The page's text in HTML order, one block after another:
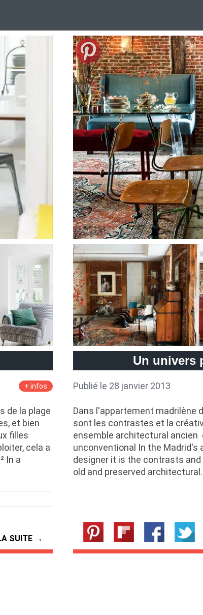
Quelques Photos Idées Déco En 10 Photos La Semaine
La Décoration Selon Votre Signe Astrologique Les
Maison Et Appartement Vintage On Décode
+ infos
de la plage
et bien
filles
cela a
In a
SUITE →
Un univers
Publié le 28 janvier 2013
Dans l'appartement madrilène
sont les contrastes et la
ensemble architectural ancien
unconventional In the
designer it is the contrasts
old and preserved